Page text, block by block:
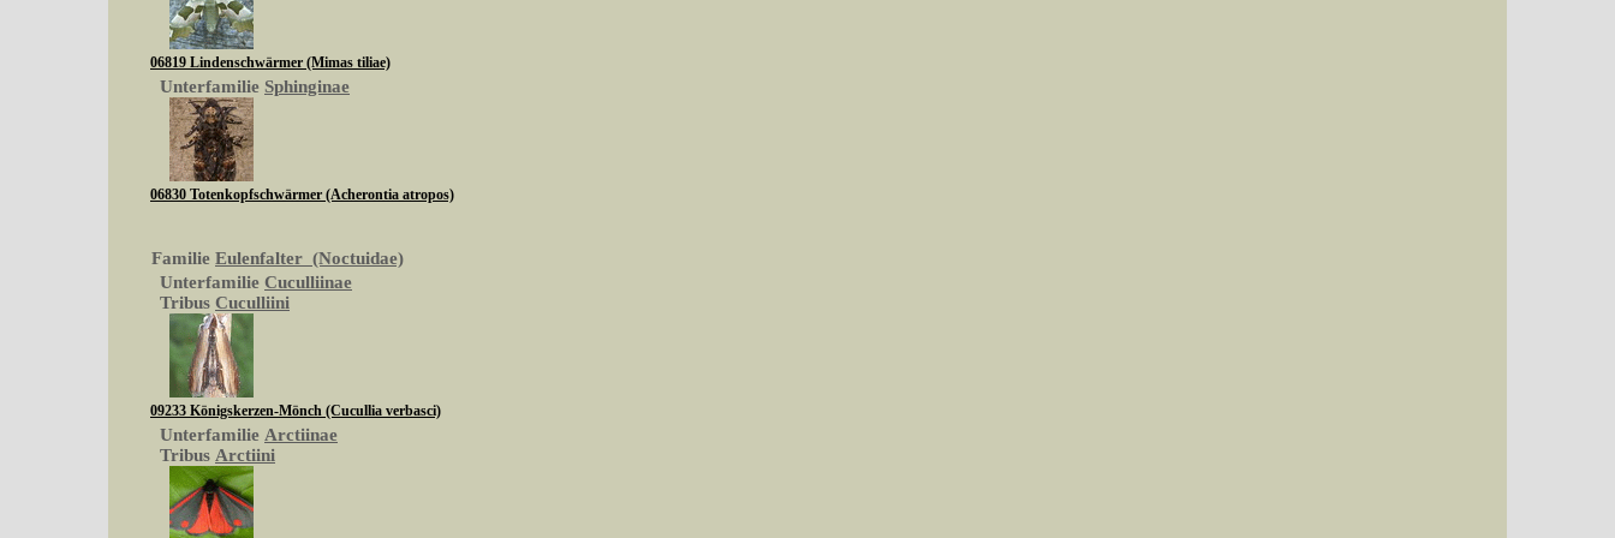
06819 Lindenschwärmer (Mimas tiliae)
Unterfamilie Sphinginae
06830 Totenkopfschwärmer (Acherontia atropos)
Familie Eulenfalter (Noctuidae)
Unterfamilie Cuculliinae
Tribus Cuculliini
09233 Königskerzen-Mönch (Cucullia verbasci)
Unterfamilie Arctiinae
Tribus Arctiini